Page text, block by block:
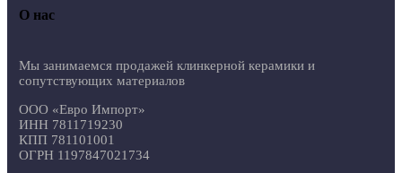
О нас
Мы занимаемся продажей клинкерной керамики и
сопутствующих материалов
ООО «Евро Импорт»
ИНН 7811719230
КПП 781101001
ОГРН 1197847021734